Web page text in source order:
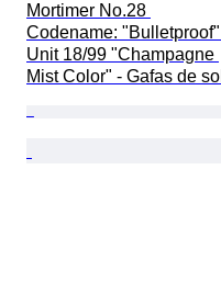
Mortimer No.28
Codename: "Bulletproof"
Unit 18/99 "Champagne
Mist Color" - Gafas de sol